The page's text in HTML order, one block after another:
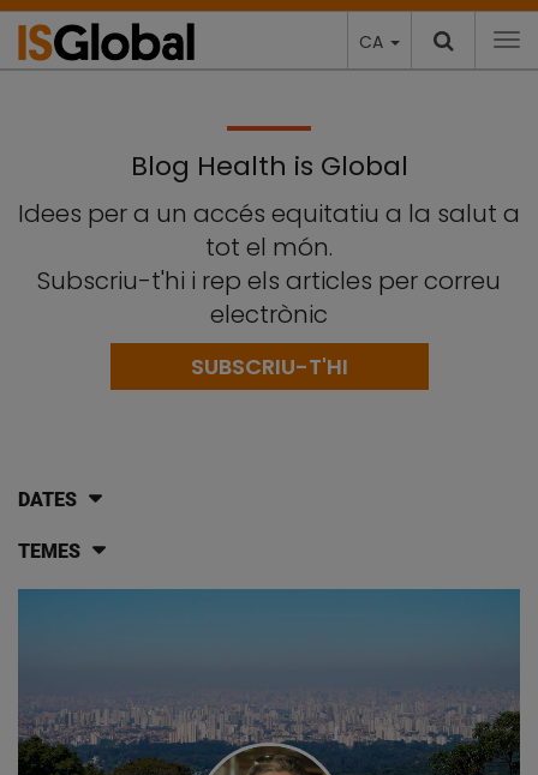
CA
Blog Health is Global
Idees per a un accés equitatiu a la salut a
tot el món.
Subscriu-t'hi i rep els articles per correu
electrònic
SUBSCRIU-T'HI
DATES
TEMES